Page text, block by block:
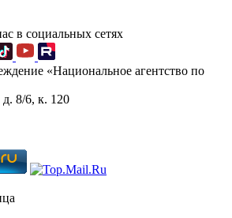
в социальных сетях
«Национальное агентство по
8/6, к. 120